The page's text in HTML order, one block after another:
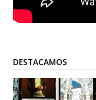
DESTACAMOS